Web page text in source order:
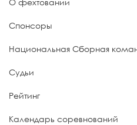
О фехтовании
Спонсоры
Национальная Сборная
Судьи
Рейтинг
Календарь соревнований